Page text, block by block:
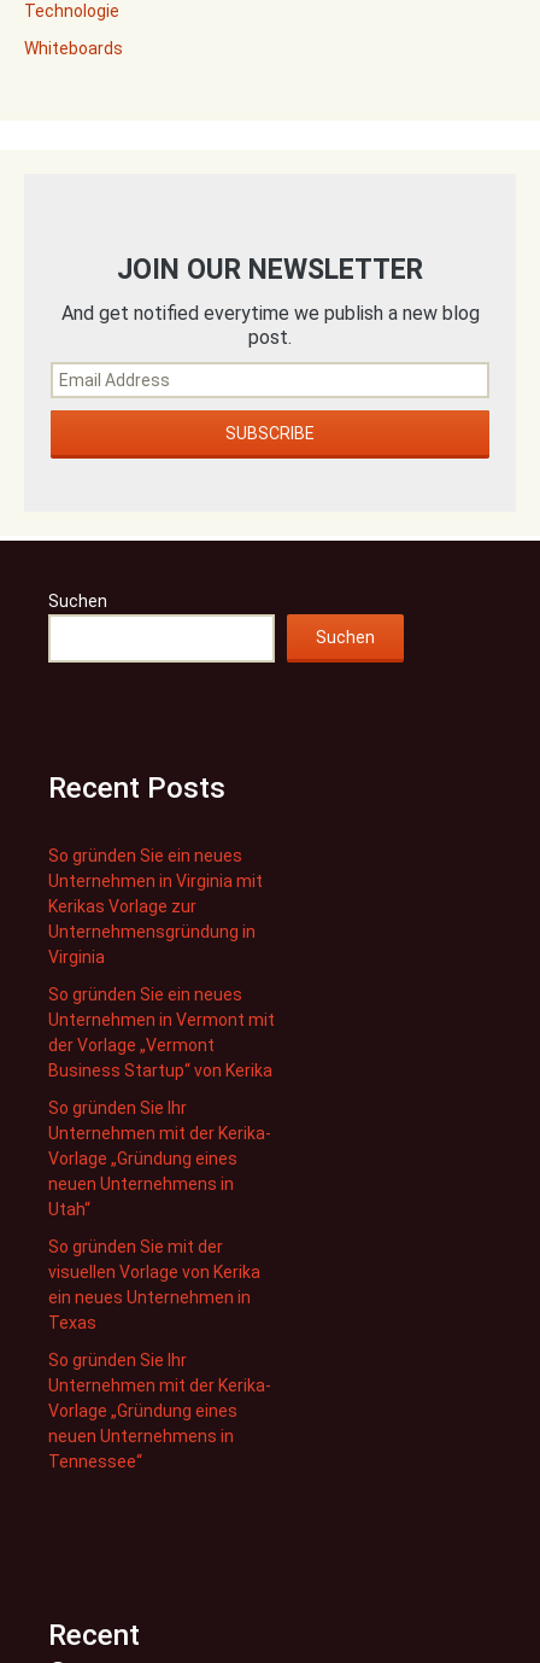
Technologie
Whiteboards
JOIN OUR NEWSLETTER
And get notified everytime we publish a new blog
post.
Suchen
Suchen
Recent Posts
So gründen Sie ein neues
Unternehmen in Virginia mit
Kerikas Vorlage zur
Unternehmensgründung in
Virginia
So gründen Sie ein neues
Unternehmen in Vermont mit
der Vorlage „Vermont
Business Startup“ von Kerika
So gründen Sie Ihr
Unternehmen mit der Kerika-
Vorlage „Gründung eines
neuen Unternehmens in
Utah“
So gründen Sie mit der
visuellen Vorlage von Kerika
ein neues Unternehmen in
Texas
So gründen Sie Ihr
Unternehmen mit der Kerika-
Vorlage „Gründung eines
neuen Unternehmens in
Tennessee“
Recent